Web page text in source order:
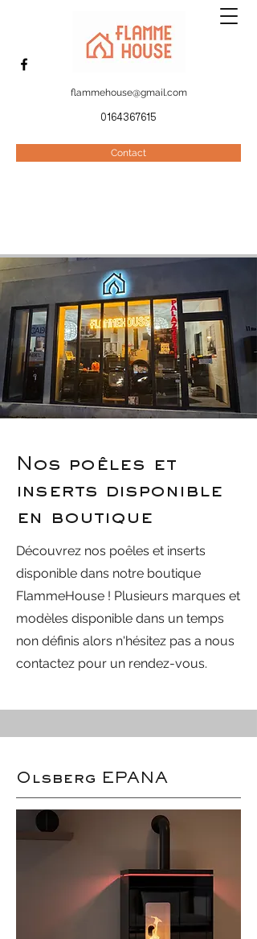
flammehouse@gmail.com
0164367615
Contact
Nos poêles et
inserts disponible
en boutique
Découvrez nos poêles et inserts
disponible dans notre boutique
FlammeHouse ! Plusieurs marques et
modèles disponible dans un temps
non définis alors n'hésitez pas a nous
contactez pour un rendez-vous.
Olsberg EPANA